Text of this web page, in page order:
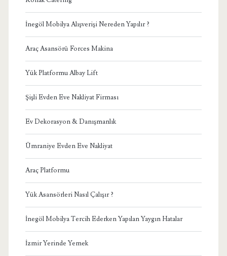
İnegöl Mobilya Alışverişi Nereden Yapılır ?
Araç Asansörü Forces Makina
Yük Platformu Albay Lift
Şişli Evden Eve Nakliyat Firması
Ev Dekorasyon & Danışmanlık
Ümraniye Evden Eve Nakliyat
Araç Platformu
Yük Asansörleri Nasıl Çalışır ?
İnegöl Mobilya Tercih Ederken Yapılan Yaygın Hatalar
İzmir Yerinde Yemek